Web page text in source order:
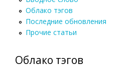
Облако тэгов
Последние обновления
Прочие статьи
Облако тэгов